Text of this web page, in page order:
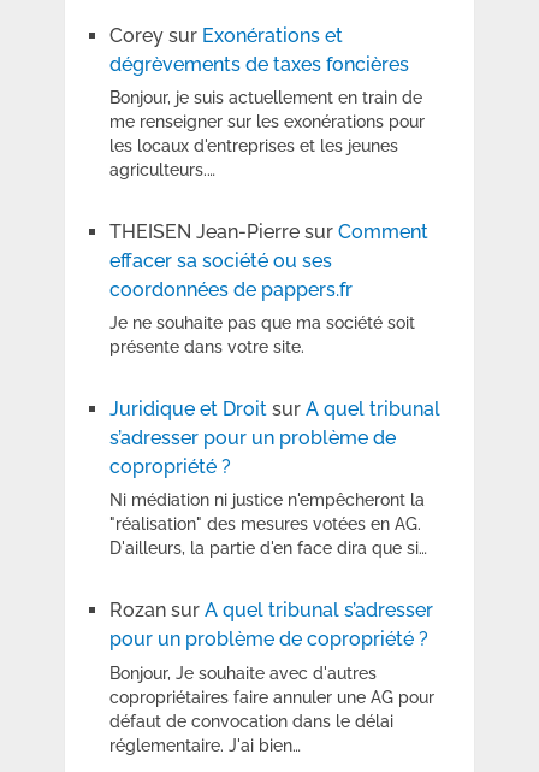
Coreysur Exonérations et
dégrèvements de taxes foncières
Bonjour, je suis actuellement en train de
me renseigner sur les exonérations pour
les locaux d'entreprises et les jeunes
agriculteurs.…
THEISEN Jean-Pierresur Comment
effacer sa société ou ses
coordonnées de pappers.fr
Je ne souhaite pas que ma société soit
présente dans votre site.
Juridique et Droitsur A quel tribunal
s’adresser pour un problème de
copropriété ?
Ni médiation ni justice n'empêcheront la
"réalisation" des mesures votées en AG.
D'ailleurs, la partie d'en face dira que si…
Rozansur A quel tribunal s’adresser
pour un problème de copropriété ?
Bonjour, Je souhaite avec d'autres
copropriétaires faire annuler une AG pour
défaut de convocation dans le délai
réglementaire. J'ai bien…